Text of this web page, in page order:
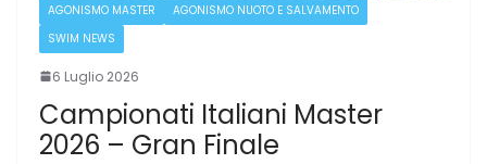
AGONISMO MASTER
AGONISMO NUOTO E SALVAMENTO
SWIM NEWS
6 Luglio 2026
Campionati Italiani Master
2026 – Gran Finale